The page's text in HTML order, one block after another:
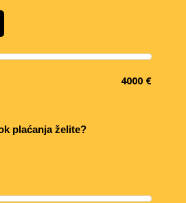
4000 €
plaćanja želite?